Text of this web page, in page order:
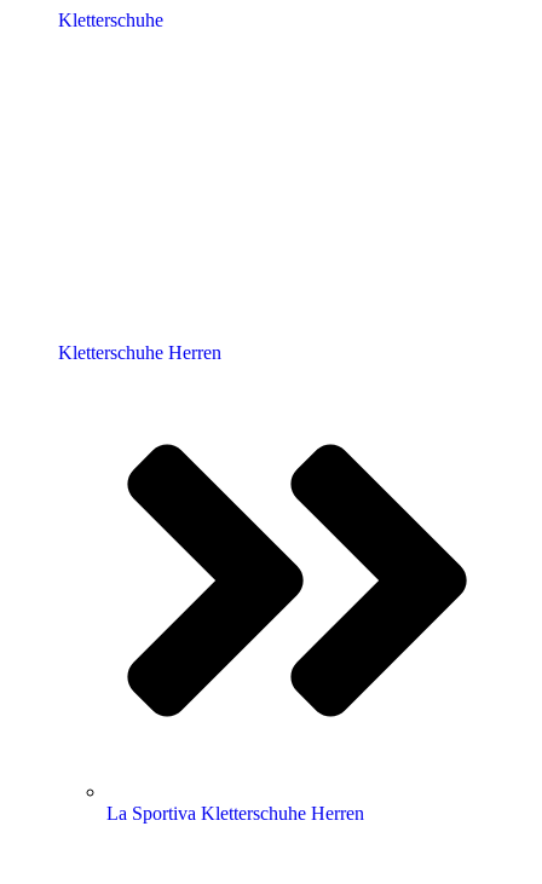
Kletterschuhe
Kletterschuhe Herren
La Sportiva Kletterschuhe Herren